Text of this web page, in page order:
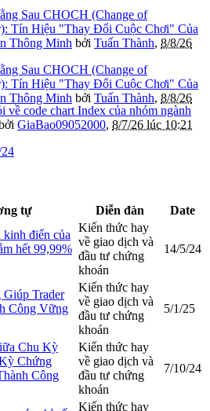
Sau CHOCH (Change of
Tín Hiệu "Thay Đổi Cuộc Chơi" Của
Thông Minh bởi Tuấn Thành, 8/8/26
Sau CHOCH (Change of
Tín Hiệu "Thay Đổi Cuộc Chơi" Của
Thông Minh bởi Tuấn Thành, 8/8/26
về code chart Index của nhóm ngành
GiaBao09052000, 8/7/26 lúc 10:21
tự Diễn đàn
Date
kinh điển của
hết 99,99%
Kiến thức hay
về giao dịch và
đầu tư chứng
khoán
14/5/24
Giúp Trader
Công Vững
Kiến thức hay
về giao dịch và
đầu tư chứng
khoán
5/1/25
Chu Kỳ
Chứng
Công
Kiến thức hay
về giao dịch và
đầu tư chứng
khoán
7/10/24
Kiến thức hay